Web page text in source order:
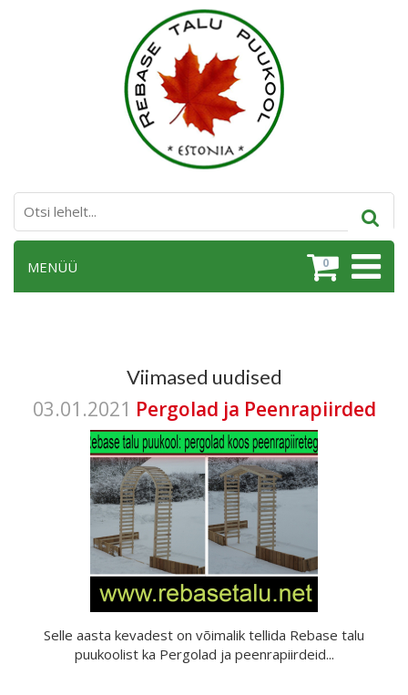
0
MENÜÜ
Viimased uudised
03.01.2021 Pergolad ja Peenrapiirded
Selle aasta kevadest on võimalik tellida Rebase talu
puukoolist ka Pergolad ja peenrapiirdeid...